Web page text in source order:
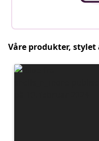
Våre produkter, stylet